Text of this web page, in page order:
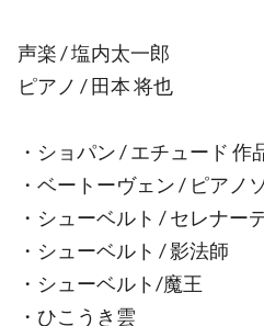
声楽 / 塩内太一郎
ピアノ / 田本 将也
・ショパン / エチュード 作
・ベートーヴェン / ピアノ
・シューベルト / セレナー
・シューベルト / 影法師
・シューベルト/魔王
・ひこうき雲